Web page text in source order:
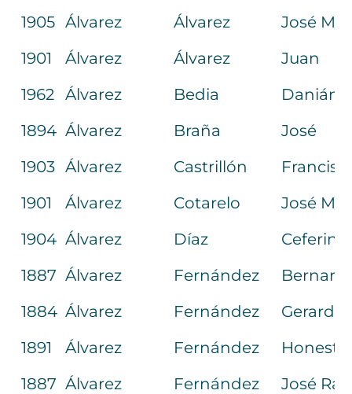
1905 Álvarez Álvarez
José
1901
Álvarez Álvarez
Juan
1962
Álvarez Bedia
Danián
1894 Álvarez Braña
José
1903 Álvarez Castrillón
1901
Álvarez Cotarelo
José M.ª
1904 Álvarez Díaz
Ceferino
1887 Álvarez Fernández
1884 Álvarez Fernández
Gerardo
1891
Álvarez Fernández
Honesto
1887 Álvarez Fernández
José